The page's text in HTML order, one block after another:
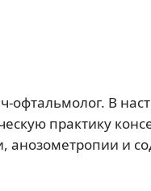
офтальмолог. В
практику
и